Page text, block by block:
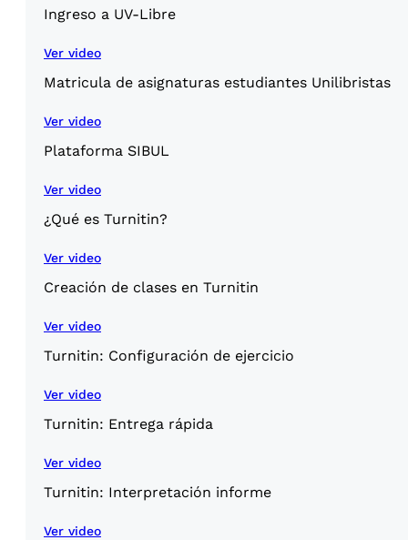
Ingreso a UV-Libre
Ver video
Matricula de asignaturas estudiantes Unilibristas
Ver video
Plataforma SIBUL
Ver video
¿Qué es Turnitin?
Ver video
Creación de clases en Turnitin
Ver video
Turnitin: Configuración de ejercicio
Ver video
Turnitin: Entrega rápida
Ver video
Turnitin: Interpretación informe
Ver video